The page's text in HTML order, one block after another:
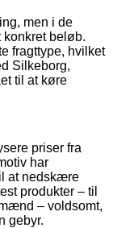
men i de
beløb.
fragttype, hvilket
Silkeborg,
til at køre
priser fra
har
at nedskære
produkter – til
– voldsomt,
gebyr.